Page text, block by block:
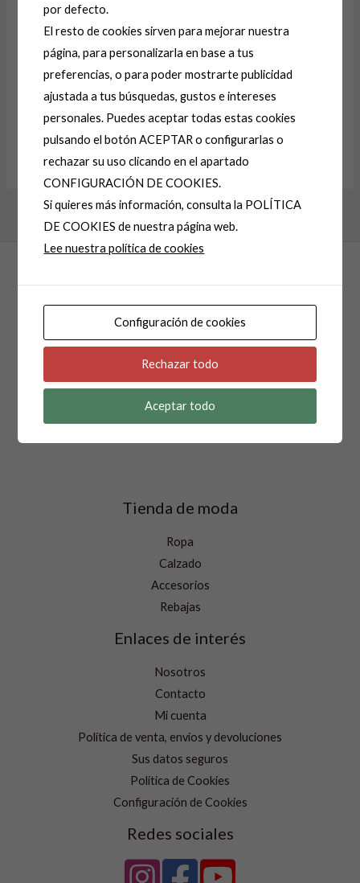
Guarda mi nombre, correo electrónico y web en este
navegador para la próxima vez que comente.
Alternative:
Isabel Pocino Moda
Tienda de moda
Ropa
Calzado
Accesorios
Rebajas
Enlaces de interés
Nosotros
Contacto
Mi cuenta
Política de venta, envíos y devoluciones
Sus datos seguros
Política de Cookies
Configuración de Cookies
Redes sociales
por defecto.
El resto de cookies sirven para mejorar nuestra
página, para personalizarla en base a tus
preferencias, o para poder mostrarte publicidad
ajustada a tus búsquedas, gustos e intereses
personales. Puedes aceptar todas estas cookies
pulsando el botón ACEPTAR o configurarlas o
rechazar su uso clicando en el apartado
CONFIGURACIÓN DE COOKIES.
Si quieres más información, consulta la POLÍTICA
DE COOKIES de nuestra página web.
Lee nuestra política de cookies
Configuración de cookies
Rechazar todo
Aceptar todo